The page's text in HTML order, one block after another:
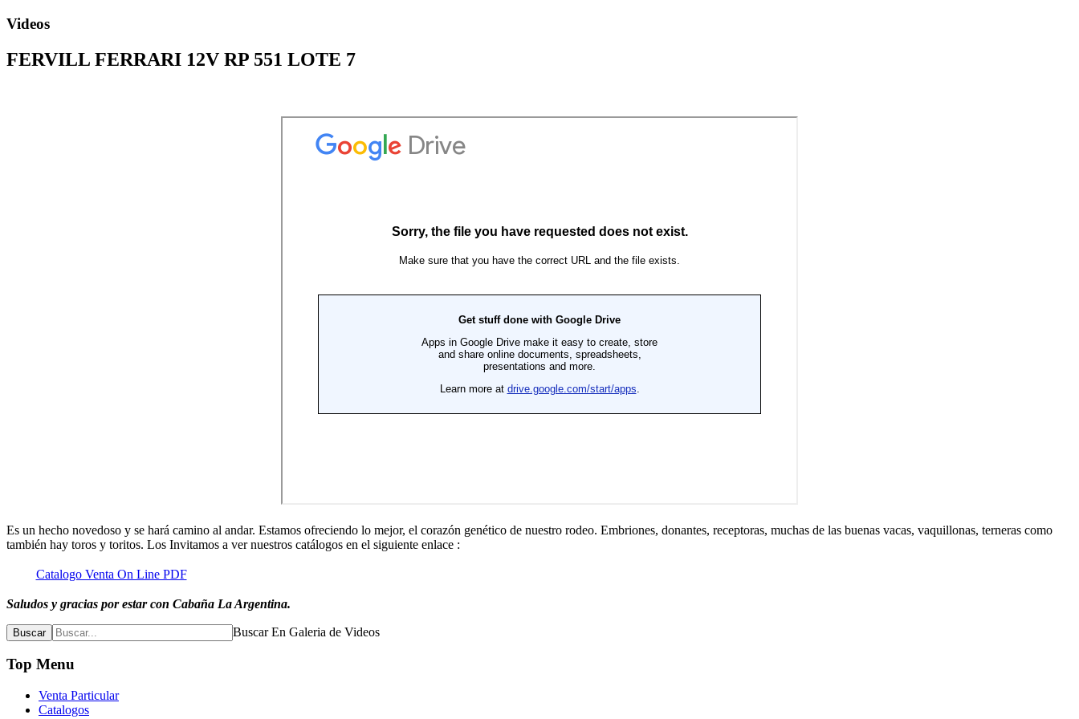
Videos
FERVILL FERRARI 12V RP 551 LOTE 7
Es un hecho novedoso y se hará camino al andar. Estamos ofreciendo lo mejor, el corazón genético de nuestro rodeo. Embriones, donantes, receptoras, muchas de las buenas vacas, vaquillonas, terneras como
también hay toros y toritos. Los Invitamos a ver nuestros catálogos en el siguiente enlace :
Catalogo Venta On Line PDF
Saludos y gracias por estar con Cabaña La Argentina.
Buscar Buscar En Galeria de Videos
Top Menu
Venta Particular
Catalogos